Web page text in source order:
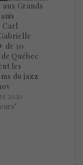
aux Grands
Carl
de 30
Québec
les
du jazz
2020